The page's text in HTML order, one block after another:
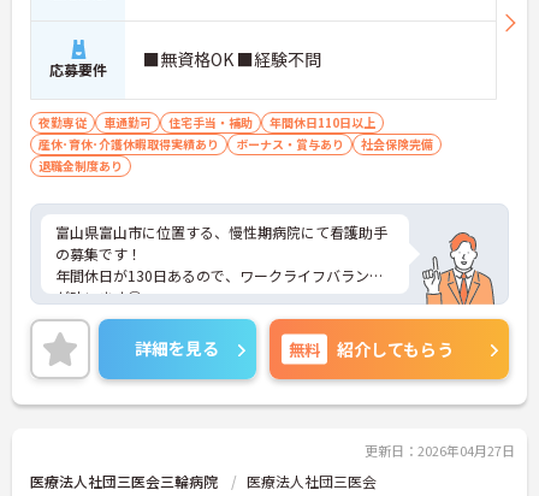
応募要件 ■無資格OK ■経験不問
夜勤専従 車通勤可 住宅手当・補助
年間休日110日以上
産休･育休･介護休暇取得実績あり
ボーナス・賞与あり
社会保険完備
退職金制度あり
富山県富山市に位置する、慢性期病院にて看護助手
の募集です！
年間休日が130日あるので、ワークライフバランス
が叶います◎
また、賞与4ヵ月の支給実績があるため、給与面も
安心です☆
さらに、住宅手当がある為、生活面の負担を軽減
し、安心して長く勤務していただけます♪
マイカー通勤可能なので通勤らくらくです◎
に詳細をお話しいたしますのでお気軽にご相談くだ
さい！
詳細を見る 無料 紹介してもらう
更新日：2026年04月27日
医療法人社団三医会三輪病院 医療法人社団三医会